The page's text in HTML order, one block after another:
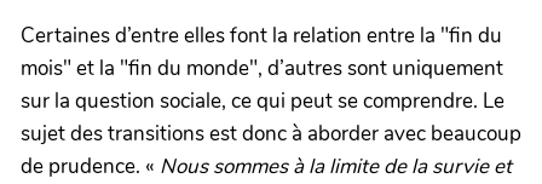
Certaines d’entre elles font la relation entre la "fin du
mois" et la "fin du monde", d’autres sont uniquement
sur la question sociale, ce qui peut se comprendre. Le
sujet des transitions est donc à aborder avec beaucoup
de prudence. « Nous sommes à la limite de la survie et